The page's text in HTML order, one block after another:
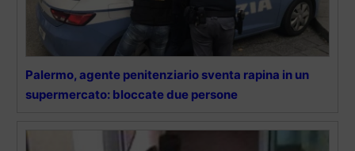
Palermo, agente penitenziario sventa rapina in un
supermercato: bloccate due persone